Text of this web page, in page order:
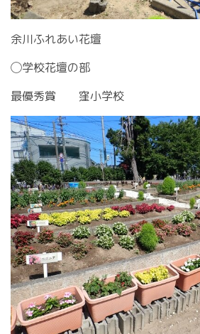
余川ふれあい花壇
◯学校花壇の部
最優秀賞 窪小学校